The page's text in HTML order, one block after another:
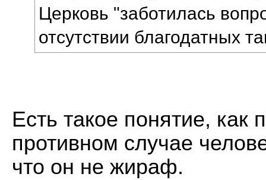
Церковь "заботилась
отсутствии благодатных
Есть такое понятие, как
противном случае
что он не жираф.